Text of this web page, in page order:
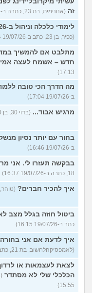
זה (אנונימית, בת 23, כתבה ב-19/07/26 17:35)
לימודי כלכלה וניהול ב-2026 האם יהיה לי עתיד בזה?
(כפיר, בן 23, כתב ב-19/07/26 17:24)
מתלבט אם להמשיך
חדש – אשמח לעצה
17:13)
מה הדרך הכי טובה
ב-19/07/26 17:04)
מרגיש אבוד... (בדוי 30, בן 30, כתב ב-19/07/26 16:55)
בחור עם יותר נסיון
ב-19/07/26 16:46)
בבקשה תעזרו לי. אני
18, כתבה ב-19/07/26 16:37)
איך להכיר חברים? (טוהר, בן 16, כתב ב-19/
ביטול חוזה בגלל מצב
כתב ב-19/07/26 16:15)
איך לדעת אם אני
(לאמפסיקהלחשוב, בת 21, כתבה ב-19/07/26 16:04)
לצאת לעצמאות או
הכלכלי שלי לא מסתדר
15:55)